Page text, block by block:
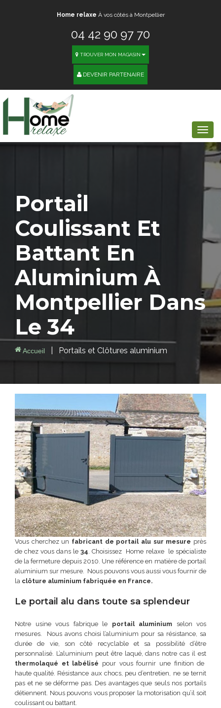
Home relaxe À vos côtés à Montpellier
04 42 90 97 70
TROUVER MON MAGASIN
DEVENIR PARTENAIRE
Portail
Coulissant Et
Battant En
Aluminium À
Montpellier Dans
Le 34
Accueil Portails et Clôtures aluminium
Vous cherchez un fabricant de portail alu sur mesure près
de chez vous dans le34 . Choisissez Home relaxe le spécialiste
de la fermeture depuis 2010. Une référence en matière de portail
aluminium sur mesure. Nous pouvons vous aussi vous fournir de
la clôture aluminium fabriquée en France.
Le portail alu dans toute sa splendeur
Notre usine vous fabrique le portail aluminium selon vos
mesures. Nous avons choisi l’aluminium pour sa résistance, sa
durée de vie, son côté recyclable et sa possibilité d’être
personnalisé. L’aluminium peut être laqué, dans notre cas il est
thermolaqué et labélisé pour vous fournir une finition de
haute qualité. Résistance aux chocs, peu d’entretien, ne se ternit
pas et ne se déforme pas. Des avantages que seuls nos portails
détiennent. Nous pouvons vous proposer la motorisation qu’il soit
coulissant ou battant.